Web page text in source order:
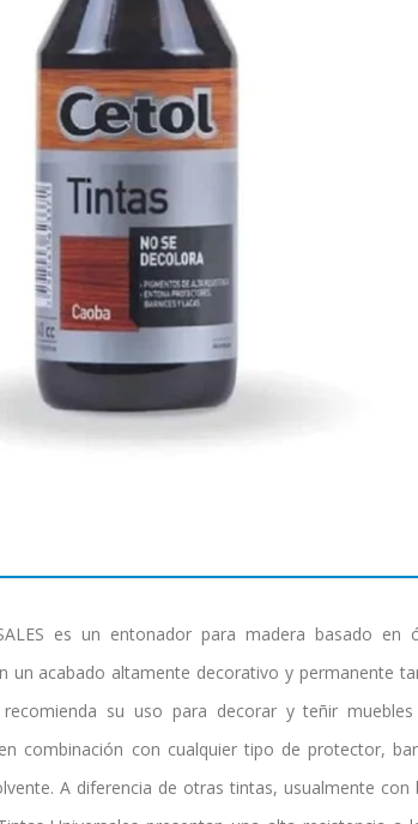
es un entonador para madera basado en
un acabado altamente decorativo y permanente
su uso para decorar y teñir
combinación con cualquier tipo de protector,
A diferencia de otras tintas, usualmente con